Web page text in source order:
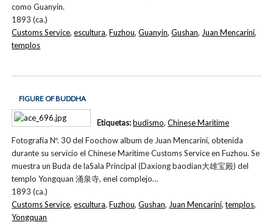
como Guanyin.
1893 (ca.)
Customs Service,escultura,Fuzhou,Guanyin,Gushan, Juan Mencarini,
templos
FIGURE OF BUDDHA
Fotografía Nº. 30 del Foochow album de Juan Mencarini, obtenida
durante su servicio el Chinese Maritime Customs Service en Fuzhou. Se
muestra un Buda de laSala Principal (Daxiong baodian大雄宝殿) del
templo Yongquan 涌泉寺, enel complejo…
1893 (ca.)
Etiquetas:budismo, Chinese Maritime
Customs Service,escultura,Fuzhou,Gushan, Juan Mencarini,templos,
Yongquan